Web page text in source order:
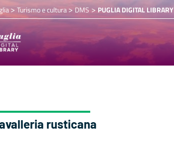
> Turismo e cultura>DMS > PUGLIA DIGITAL LIBRARY
rusticana